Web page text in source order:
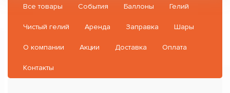
Все товары События Баллоны Гелий
Чистый гелий Аренда Заправка Шары
О компании Акции Доставка Оплата
Контакты